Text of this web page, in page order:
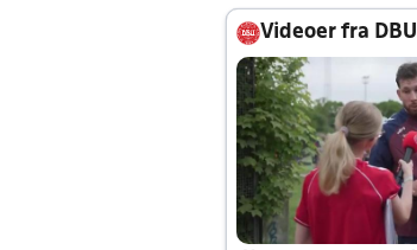
Videoer fra DBU